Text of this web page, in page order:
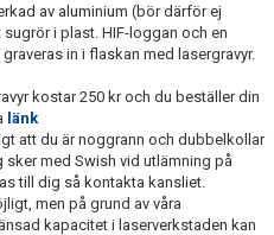
av aluminium (bör därför ej
i plast. HIF-loggan och en
in i flaskan med lasergravyr.
kostar 250 kr och du beställer din
länk
att du är noggrann och dubbelkollar
sker med Swish vid utlämning på
till dig så kontakta kansliet.
men på grund av våra
kapacitet i laserverkstaden kan